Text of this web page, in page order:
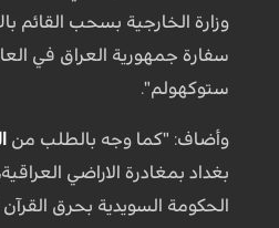
وزارة الخارجية بسحب القائم
سفارة جمهورية العراق في
ستوكهولم".
وأضاف: "كما وجه بالطلب من
بغداد بمغادرة الاراضي
الحكومة السويدية بحرق القرآن